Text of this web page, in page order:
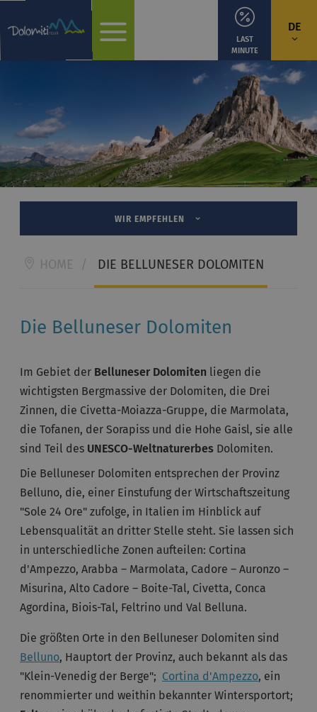
DE
LAST
MINUTE
WIR EMPFEHLEN
HOME / DIE BELLUNESER DOLOMITEN
Die Belluneser Dolomiten
Im Gebiet der Belluneser Dolomitenliegen die
wichtigsten Bergmassive der Dolomiten, die Drei
Zinnen, die Civetta-Moiazza-Gruppe, die Marmolata,
die Tofanen, der Sorapiss und die Hohe Gaisl, sie alle
sind Teil des UNESCO-WeltnaturerbesDolomiten.
Die Belluneser Dolomiten entsprechen der Provinz
Belluno, die, einer Einstufung der Wirtschaftszeitung
"Sole 24 Ore" zufolge, in Italien im Hinblick auf
Lebensqualität an dritter Stelle steht. Sie lassen sich
in unterschiedliche Zonen aufteilen: Cortina
d'Ampezzo, Arabba – Marmolata, Cadore – Auronzo –
Misurina, Alto Cadore – Boite-Tal, Civetta, Conca
Agordina, Biois-Tal, Feltrino und Val Belluna.
Die größten Orte in den Belluneser Dolomiten sind
Belluno, Hauptort der Provinz, auch bekannt als das
"Klein-Venedig der Berge"; Cortina d'Ampezzo, ein
renommierter und weithin bekannter Wintersportort;